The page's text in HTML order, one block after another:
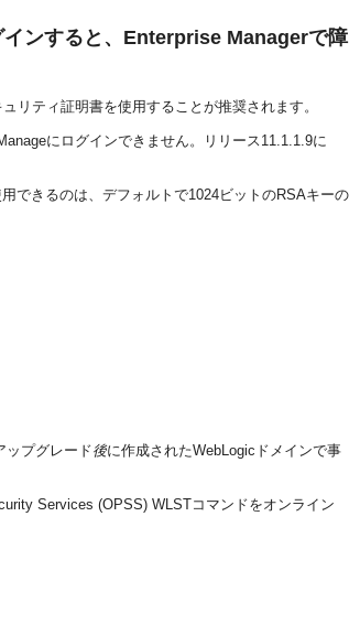
ンすると、Enterprise Managerで障
リティ証明書を使用することが推奨されます。
にログインできません。リリース11.1.1.9に
できるのは、デフォルトで1024ビットのRSAキーの
ップグレード後に作成されたWebLogicドメインで事
Services (OPSS) WLSTコマンドをオンライン